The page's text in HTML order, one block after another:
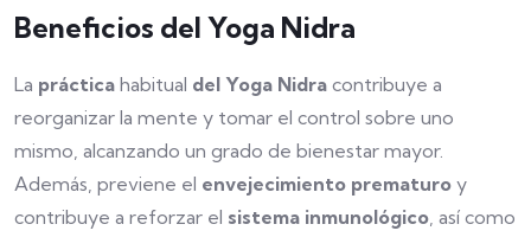
Beneficios del Yoga Nidra
La práctica habitual del Yoga Nidra contribuye a
reorganizar la mente y tomar el control sobre uno
mismo, alcanzando un grado de bienestar mayor.
Además, previene el envejecimiento prematuro y
contribuye a reforzar el sistema inmunológico, así como